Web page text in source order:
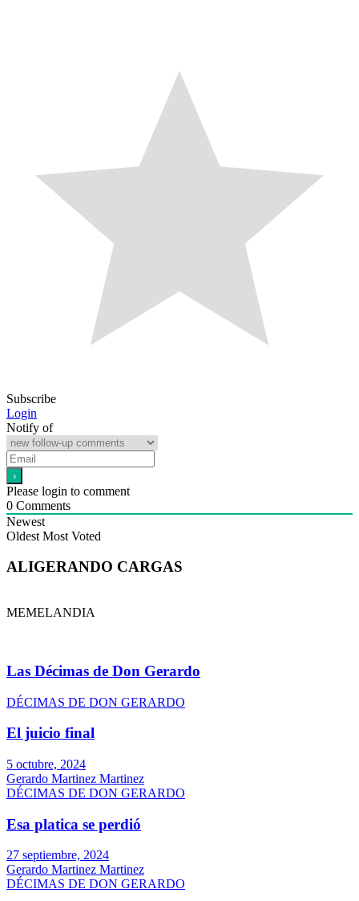
Subscribe
Login
Notify of
Please login to comment
0 Comments
Newest
Oldest Most Voted
ALIGERANDO CARGAS
MEMELANDIA
Las Décimas de Don Gerardo
DÉCIMAS DE DON GERARDO
El juicio final
5 octubre, 2024
Gerardo Martinez Martinez
DÉCIMAS DE DON GERARDO
Esa platica se perdió
27 septiembre, 2024
Gerardo Martinez Martinez
DÉCIMAS DE DON GERARDO